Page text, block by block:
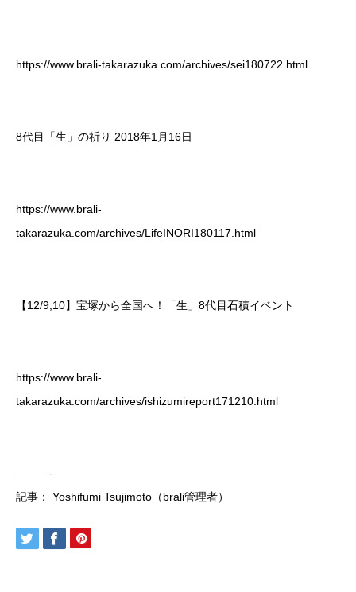
https://www.brali-takarazuka.com/archives/sei180722.html
8代目「生」の祈り 2018年1月16日
https://www.brali-
takarazuka.com/archives/LifeINORI180117.html
【12/9,10】宝塚から全国へ！「生」8代目石積イベント
https://www.brali-
takarazuka.com/archives/ishizumireport171210.html
———-
記事： Yoshifumi Tsujimoto（brali管理者）